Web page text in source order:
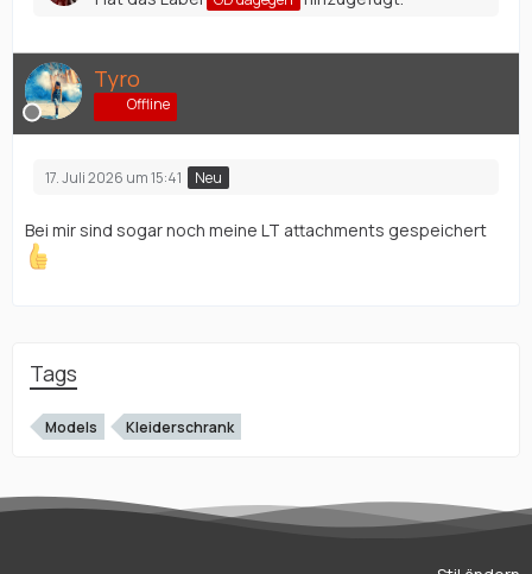
Tyro
Offline
17. Juli 2026 um 15:41 Neu
Bei mir sind sogar noch meine LT attachments gespeichert
Tags
Models Kleiderschrank